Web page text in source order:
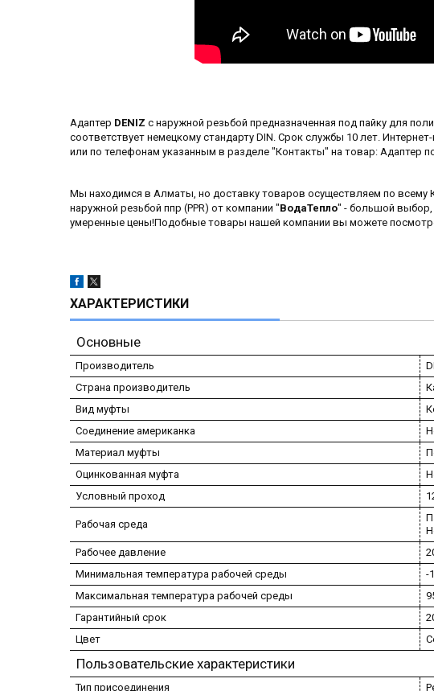
Адаптер DENIZ с наружной резьбой предназначенная под пайку для
соответствует немецкому стандарту DIN. Срок службы 10 лет. Интернет-
или по телефонам указанным в разделе "Контакты" на товар: Адаптер
Мы находимся в Алматы, но доставку товаров осуществляем по всему
наружной резьбой ппр (PPR) от компании "ВодаТепло" - большой выбор,
умеренные цены!Подобные товары нашей компании вы можете
ХАРАКТЕРИСТИКИ
Основные
Производитель
Страна производитель
Вид муфты
Соединение американка
Материал муфты
Оцинкованная муфта
Условный проход
Рабочая среда
Рабочее давление
Минимальная температура рабочей среды
-
Максимальная температура рабочей среды
Гарантийный срок
Цвет
Пользовательские характеристики
Тип присоединения